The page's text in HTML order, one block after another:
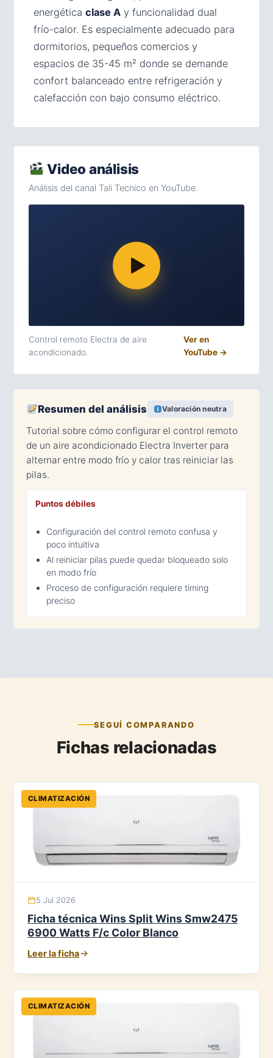
energética clase A y funcionalidad dual
frío-calor. Es especialmente adecuado para
dormitorios, pequeños comercios y
espacios de 35-45 m² donde se demande
confort balanceado entre refrigeración y
calefacción con bajo consumo eléctrico.
Video análisis
Análisis del canal Tali Tecnico en YouTube.
Control remoto Electra de aire
acondicionado.
Ver en
YouTube →
Resumen del análisis Valoración neutra
Tutorial sobre cómo configurar el control remoto
de un aire acondicionado Electra Inverter para
alternar entre modo frío y calor tras reiniciar las
pilas.
Puntos débiles
Configuración del control remoto confusa y
poco intuitiva
Al reiniciar pilas puede quedar bloqueado solo
en modo frío
Proceso de configuración requiere timing
preciso
SEGUÍ COMPARANDO
Fichas relacionadas
CLIMATIZACIÓN
5 Jul 2026
Ficha técnica Wins Split Wins Smw2475
6900 Watts F/c Color Blanco
Leer la ficha
CLIMATIZACIÓN